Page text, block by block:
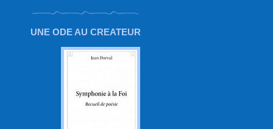
UNE ODE AU CREATEUR